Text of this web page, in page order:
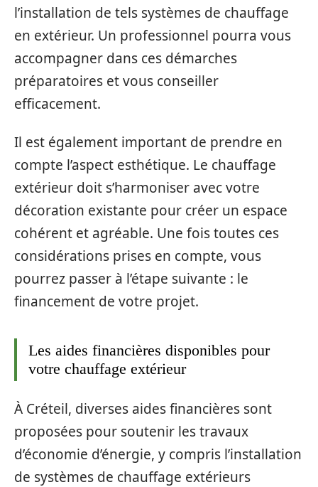
l’installation de tels systèmes de chauffage
en extérieur. Un professionnel pourra vous
accompagner dans ces démarches
préparatoires et vous conseiller
efficacement.
Il est également important de prendre en
compte l’aspect esthétique. Le chauffage
extérieur doit s’harmoniser avec votre
décoration existante pour créer un espace
cohérent et agréable. Une fois toutes ces
considérations prises en compte, vous
pourrez passer à l’étape suivante : le
financement de votre projet.
Les aides financières disponibles pour
votre chauffage extérieur
À Créteil, diverses aides financières sont
proposées pour soutenir les travaux
d’économie d’énergie, y compris l’installation
de systèmes de chauffage extérieurs